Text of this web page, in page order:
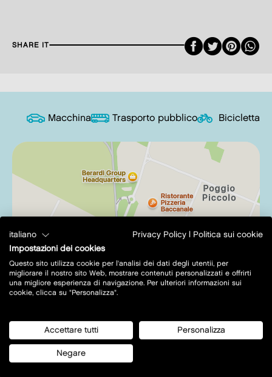
SHARE IT
Macchina Trasporto pubblico Bicicletta
italiano Privacy Policy
Politica sui cookie
Impostazioni dei cookies
Questo sito utilizza cookie per l'analisi dei dati degli utentii, per
migliorare il nostro sito Web, mostrare contenuti personalizzati e offrirti
una migliore esperienza di navigazione. Per ulteriori informazioni sui
cookie, clicca su "Personalizza".
Accettare tutti Personalizza
Negare